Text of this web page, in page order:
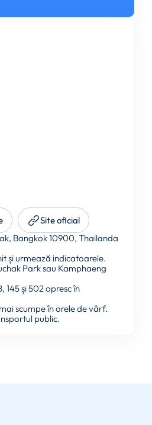
Site oficial
Bangkok 10900, Thailanda
și urmează indicatoarele.
Park sau Kamphaeng
145 și 502 opresc în
scumpe în orele de vârf.
public.